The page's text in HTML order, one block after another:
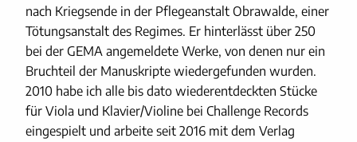
nach Kriegsende in der Pflegeanstalt Obrawalde, einer
Tötungsanstalt des Regimes. Er hinterlässt über 250
bei der GEMA angemeldete Werke, von denen nur ein
Bruchteil der Manuskripte wiedergefunden wurden.
2010 habe ich alle bis dato wiederentdeckten Stücke
für Viola und Klavier/Violine bei Challenge Records
eingespielt und arbeite seit 2016 mit dem Verlag